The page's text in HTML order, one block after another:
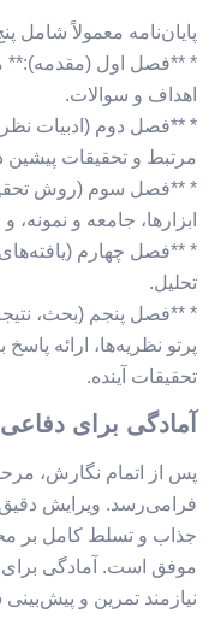
پایان‌نامه معمولاً
* **فصل اول (مقدمه):**
اهداف و سوالات.
* **فصل دوم (ادبیات
مرتبط و تحقیقات
* **فصل سوم (روش
ابزارها، جامعه و
* **فصل چهارم (یافته‌های
تحلیل.
* **فصل پنجم (بحث،
پرتو نظریه‌ها، ارائه
تحقیقات آینده.
آمادگی برای
پس از اتمام نگارش،
فرامی‌رسد. ویرایش دقیق
جذاب و تسلط کامل بر
موفق است. آمادگی برای
نیازمند تمرین و